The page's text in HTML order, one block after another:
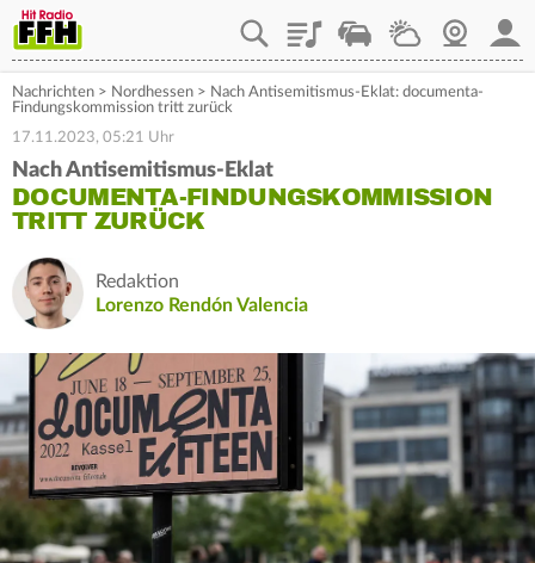
PlaylistStaupilotWetterWebcam
Nachrichten > Nordhessen > Nach Antisemitismus-Eklat: documenta-
Findungskommission tritt zurück
17.11.2023, 05:21 Uhr
Nach Antisemitismus-Eklat
DOCUMENTA-FINDUNGSKOMMISSION
TRITT ZURÜCK
Redaktion
Lorenzo Rendón Valencia